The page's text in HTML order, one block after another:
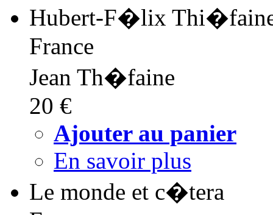
Hubert-F�lix Thi�faine
France
Jean Th�faine
20 €
Ajouter au panier
En savoir plus
Le monde et c�tera